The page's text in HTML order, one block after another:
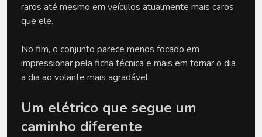
raros até mesmo em veículos atualmente mais caros
que ele.
No fim, o conjunto parece menos focado em
impressionar pela ficha técnica e mais em tornar o dia
a dia ao volante mais agradável.
Um elétrico que segue um
caminho diferente